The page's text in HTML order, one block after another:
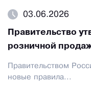
03.06.2026
Правительство
розничной
Правительством
новые правила...